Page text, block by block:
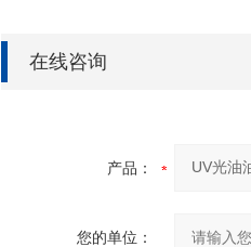
在线咨询
产品：
您的单位：